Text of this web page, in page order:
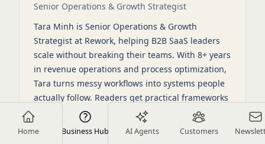
Home Business Hub AI Agents Customers
Senior Operations & Growth Strategist
Tara Minh is Senior Operations & Growth
Strategist at Rework, helping B2B SaaS leaders
scale without breaking their teams. With 8+ years
in revenue operations and process optimization,
Tara turns messy workflows into systems people
actually follow. Readers get practical frameworks
they can use to cut waste, align teams, and grow
on purpose.